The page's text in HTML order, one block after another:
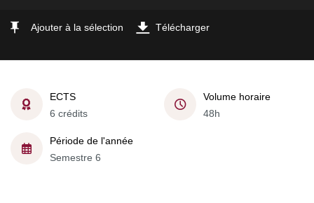
Ajouter à la sélection Télécharger
ECTS
6 crédits
Volume horaire
48h
Période de l'année
Semestre 6